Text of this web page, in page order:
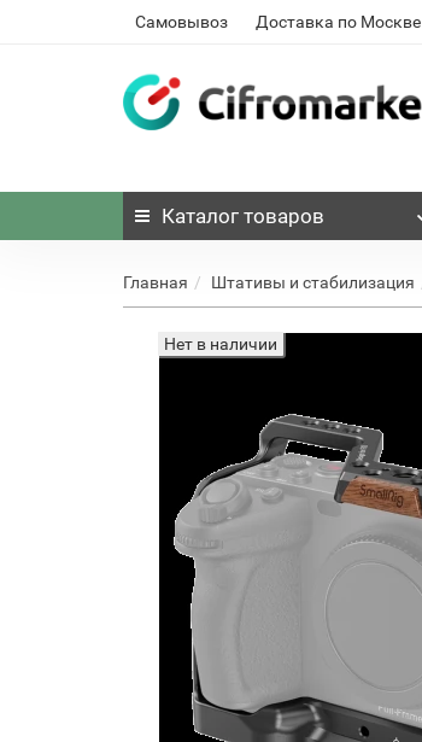
Самовывоз Доставка по Москве
Каталог товаров
Главная Штативы и стабилизация
Нет в наличии